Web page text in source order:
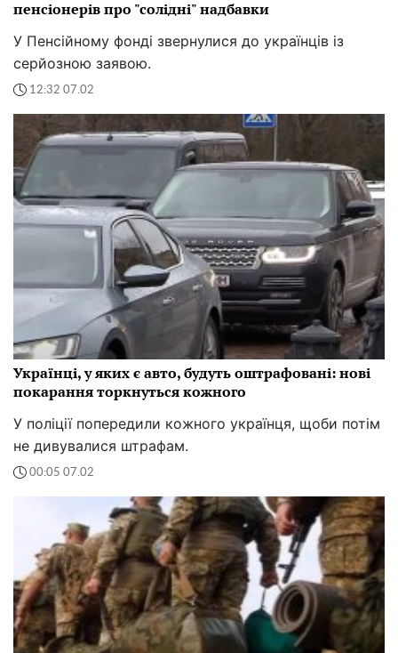
пенсіонерів про "солідні" надбавки
У Пенсійному фонді звернулися до українців із
серйозною заявою.
12:32 07.02
Українці, у яких є авто, будуть оштрафовані: нові
покарання торкнуться кожного
У поліції попередили кожного українця, щоби потім
не дивувалися штрафам.
00:05 07.02